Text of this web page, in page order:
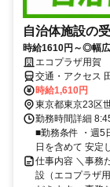
自治体施設の
時給1610円～◎幅広
エコプラザ用賀
交通・アクセス
時給1,610円
東京都東京23区
勤務時間詳細
■勤務条件 ・週5
日を含めて 安定
仕事内容 ＼事務
設（エコプラザ